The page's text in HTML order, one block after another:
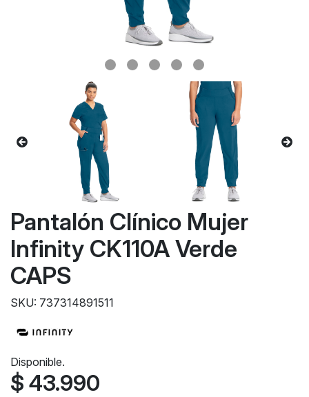
Pantalón Clínico Mujer
Infinity CK110A Verde
CAPS
SKU: 737314891511
Disponible.
$ 43.990